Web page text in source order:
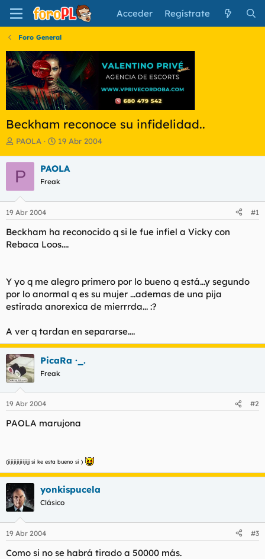
Acceder Regístrate
Foro General
Beckham reconoce su infidelidad..
I
i
c
i
a
d
o
d
e
e
m
a
PAOLA
F
h
a
e
i
c
19 Abr 2004
P PAOLA
Freak
19 Abr 2004 #1
Beckham ha reconocido q si le fue infiel a Vicky con
Rebaca Loos....
Y yo q me alegro primero por lo bueno q está...y segundo
por lo anormal q es su mujer ...ademas de una pija
estirada anorexica de mierrrda... :?
A ver q tardan en separarse....
PicaRa ·_.
Freak
19 Abr 2004 #2
PAOLA marujona
(jijijijijiijijj si ke esta bueno si )
yonkispucela
Clásico
19 Abr 2004 #3
Como si no se habrá tirado a 50000 más.